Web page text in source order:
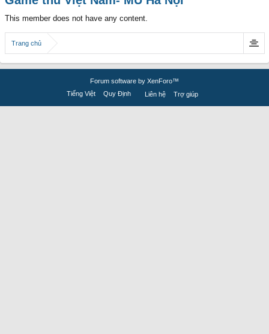
This member does not have any content.
Trang chủ
Forum software by XenForo™
Tiếng Việt
Quy Định Liên hệ Trợ giúp